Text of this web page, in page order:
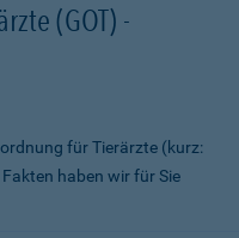
(GOT) -
für Tierärzte (kurz:
haben wir für Sie